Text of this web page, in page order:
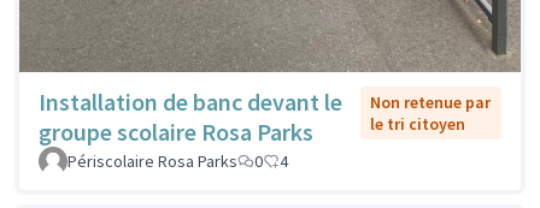
Installation de banc devant le
groupe scolaire Rosa Parks
Non retenue par
le tri citoyen
Périscolaire Rosa Parks
0 4